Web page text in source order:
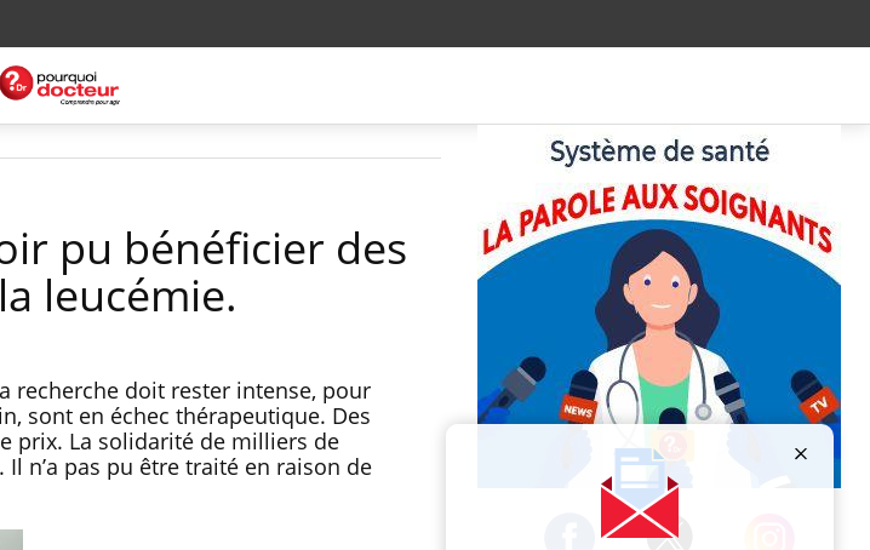
pu bénéficier des
leucémie.
recherche doit rester intense, pour
sont en échec thérapeutique. Des
prix. La solidarité de milliers de
n’a pas pu être traité en raison de